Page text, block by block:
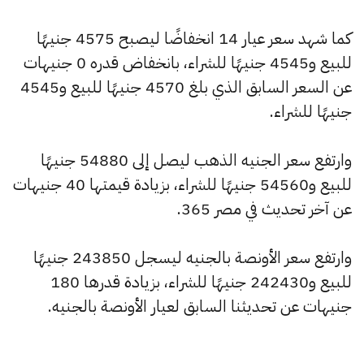
كما شهد سعر عيار 14 انخفاضًا ليصبح 4575 جنيهًا
للبيع و4545 جنيهًا للشراء، بانخفاض قدره 0 جنيهات
عن السعر السابق الذي بلغ 4570 جنيهًا للبيع و4545
جنيهًا للشراء.
وارتفع سعر الجنيه الذهب ليصل إلى 54880 جنيهًا
للبيع و54560 جنيهًا للشراء، بزيادة قيمتها 40 جنيهات
عن آخر تحديث في مصر 365.
وارتفع سعر الأونصة بالجنيه ليسجل 243850 جنيهًا
للبيع و242430 جنيهًا للشراء، بزيادة قدرها 180
جنيهات عن تحديثنا السابق لعيار الأونصة بالجنيه.